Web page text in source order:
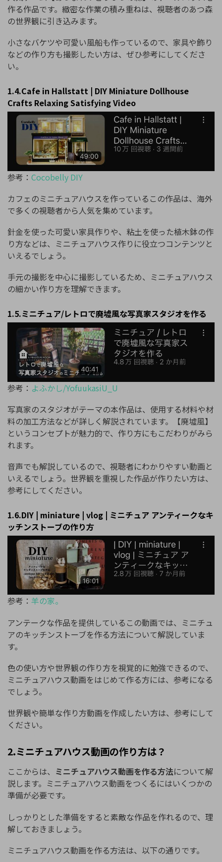
作る作品です。緻密な作業の積み重ねは、視聴者のあつ森
の世界観に引き込みます。
小さなバケツや可愛い風船も作っているので、家具や飾り
などの作り方も撮影したい方は、ぜひ参考にしてくださ
い。
1.4.Cafe in Hallstatt | DIY Miniature Dollhouse
Crafts Relaxing Satisfying Video
参考： Cocobelly DIY
カフェのミニチュアハウスを作っているこの作品は、海外
で多くの視聴者から人気を集めています。
針金を使った可愛い家具作りや、粘土を使った植木鉢の作
り方などは、ミニチュアハウス作りに役立つコンテンツと
いえるでしょう。
手元の撮影を中心に撮影しているため、ミニチュアハウス
の細かい作り方を理解できます。
1.5.ミニチュア/レトロで廃墟風な写真家スタジオを作る
参考： よふかし/YofuukasiU_U
写真家のスタジオがテーマの本作品は、使用する材料や材
料の加工方法などが詳しく解説されています。【廃墟風】
というコンセプトが魅力的で、作り方にもこだわりがみら
れます。
音声でも解説しているので、視聴者にわかりやすい動画と
いえるでしょう。世界観を重視した作品が作りたい方は、
参考にしてください。
1.6.DIY | miniature | vlog | ミニチュア アンティークなキ
ッチンストーブの作り方
参考： 羊の家。
アンテークな作品を提供しているこの動画では、ミニチュ
アのキッチンストーブを作る方法について解説していま
す。
色の使い方や世界観の作り方を視覚的に勉強できるので、
ミニチュアハウス動画をはじめて作る方には、参考になる
でしょう。
世界観や簡単な作り方動画を作成したい方は、参考にして
ください。
2.ミニチュアハウス動画の作り方は？
ここからは、 ミニチュアハウス動画を作る方法について解
説します。ミニチュアハウス動画をつくるにはいくつかの
準備が必要です。
しっかりとした準備をすると素敵な作品を作れるので、理
解しておきましょう。
ミニチュアハウス動画を作る方法は、以下の通りです。